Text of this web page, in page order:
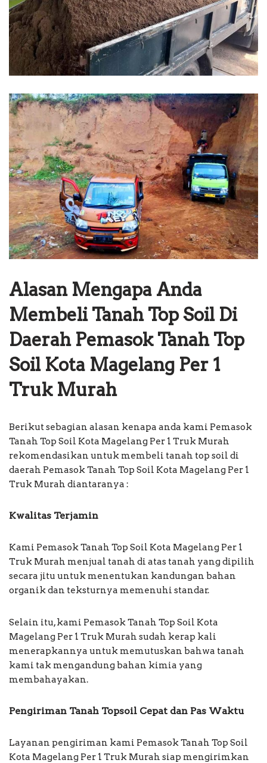
Alasan Mengapa Anda
Membeli Tanah Top Soil Di
Daerah Pemasok Tanah Top
Soil Kota Magelang Per 1
Truk Murah
Berikut sebagian alasan kenapa anda kami Pemasok
Tanah Top Soil Kota Magelang Per 1 Truk Murah
rekomendasikan untuk membeli tanah top soil di
daerah Pemasok Tanah Top Soil Kota Magelang Per 1
Truk Murah diantaranya :
Kwalitas Terjamin
Kami Pemasok Tanah Top Soil Kota Magelang Per 1
Truk Murah menjual tanah di atas tanah yang dipilih
secara jitu untuk menentukan kandungan bahan
organik dan teksturnya memenuhi standar.
Selain itu, kami Pemasok Tanah Top Soil Kota
Magelang Per 1 Truk Murah sudah kerap kali
menerapkannya untuk memutuskan bahwa tanah
kami tak mengandung bahan kimia yang
membahayakan.
Pengiriman Tanah Topsoil Cepat dan Pas Waktu
Layanan pengiriman kami Pemasok Tanah Top Soil
Kota Magelang Per 1 Truk Murah siap mengirimkan